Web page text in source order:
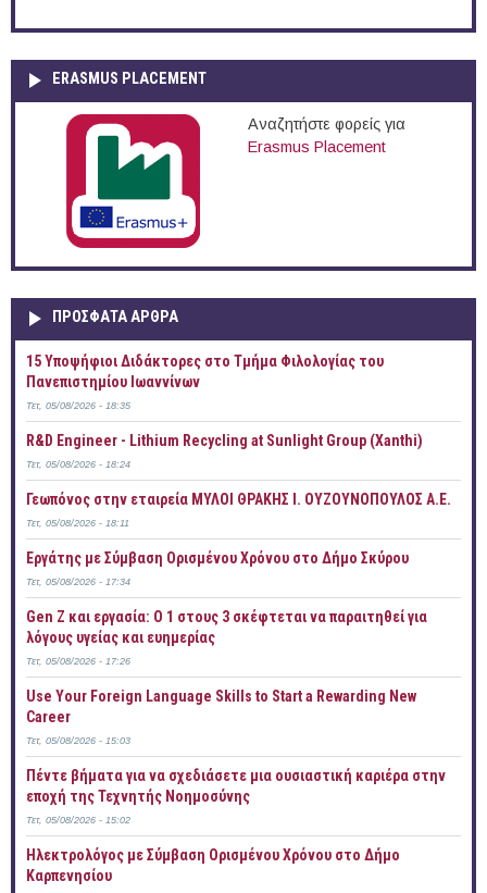
ERASMUS PLACEMENT
Αναζητήστε φορείς για
Erasmus Placement
ΠΡOΣΦΑΤΑ AΡΘΡΑ
15 Υποψήφιοι Διδάκτορες στο Τμήμα Φιλολογίας του
Πανεπιστημίου Ιωαννίνων
Τετ, 05/08/2026 - 18:35
R&D Engineer - Lithium Recycling at Sunlight Group (Xanthi)
Τετ, 05/08/2026 - 18:24
Γεωπόνος στην εταιρεία ΜΥΛΟΙ ΘΡΑΚΗΣ Ι. ΟΥΖΟΥΝΟΠΟΥΛΟΣ Α.Ε.
Τετ, 05/08/2026 - 18:11
Εργάτης με Σύμβαση Ορισμένου Χρόνου στο Δήμο Σκύρου
Τετ, 05/08/2026 - 17:34
Gen Z και εργασία: Ο 1 στους 3 σκέφτεται να παραιτηθεί για
λόγους υγείας και ευημερίας
Τετ, 05/08/2026 - 17:26
Use Your Foreign Language Skills to Start a Rewarding New
Career
Τετ, 05/08/2026 - 15:03
Πέντε βήματα για να σχεδιάσετε μια ουσιαστική καριέρα στην
εποχή της Τεχνητής Νοημοσύνης
Τετ, 05/08/2026 - 15:02
Ηλεκτρολόγος με Σύμβαση Ορισμένου Χρόνου στο Δήμο
Καρπενησίου